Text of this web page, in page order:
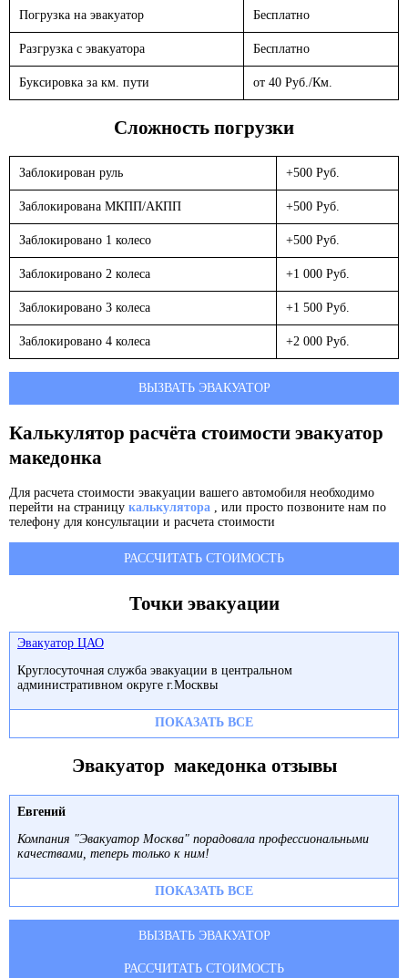
Погрузка на эвакуатор Бесплатно
Разгрузка с эвакуатора Бесплатно
Буксировка за км. пути от 40 Руб./Км.
Сложность погрузки
Заблокирован руль +500 Руб.
Заблокирована МКПП/АКПП +500 Руб.
Заблокировано 1 колесо +500 Руб.
Заблокировано 2 колеса +1 000 Руб.
Заблокировано 3 колеса +1 500 Руб.
Заблокировано 4 колеса +2 000 Руб.
ВЫЗВАТЬ ЭВАКУАТОР
Калькулятор расчёта стоимости эвакуатор
македонка
Для расчета стоимости эвакуации вашего автомобиля необходимо
перейти на страницу калькулятора , или просто позвоните нам по
телефону для консультации и расчета стоимости
РАССЧИТАТЬ СТОИМОСТЬ
Точки эвакуации
Эвакуатор ЦАО
Круглосуточная служба эвакуации в центральном
административном округе г.Москвы
ПОКАЗАТЬ ВСЕ
Эвакуатор македонка отзывы
Евгений
Компания "Эвакуатор Москва" порадовала профессиональными
качествами, теперь только к ним!
ПОКАЗАТЬ ВСЕ
ВЫЗВАТЬ ЭВАКУАТОР
РАССЧИТАТЬ СТОИМОСТЬ